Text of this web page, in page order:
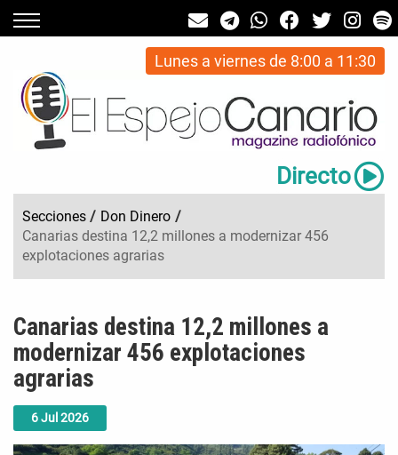
Lunes a viernes de 8:00 a 11:30
Directo
Secciones / Don Dinero /
Canarias destina 12,2 millones a modernizar 456
explotaciones agrarias
6Jul 2026
Canarias destina 12,2 millones a
modernizar 456 explotaciones
agrarias